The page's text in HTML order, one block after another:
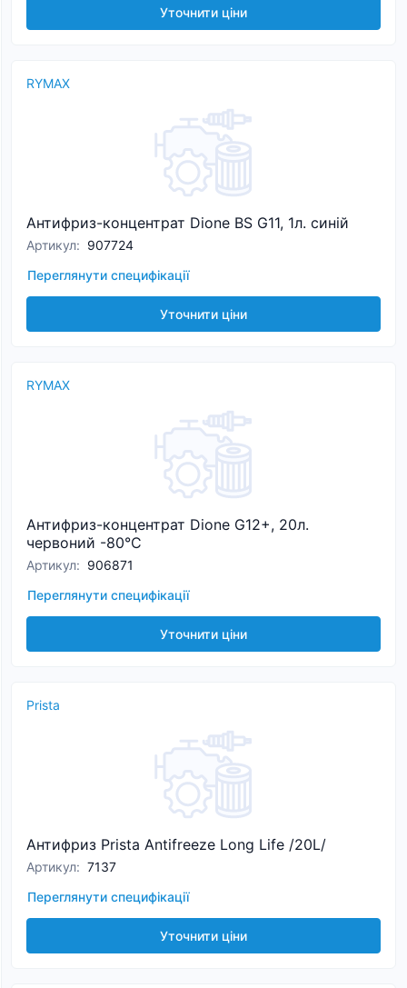
Уточнити ціни
RYMAX
Антифриз-концентрат Dione BS G11, 1л. синій
Артикул: 907724
Переглянути специфікації
Уточнити ціни
RYMAX
Антифриз-концентрат Dione G12+, 20л.
червоний -80°C
Артикул: 906871
Переглянути специфікації
Уточнити ціни
Prista
Антифриз Prista Antifreeze Long Life /20L/
Артикул: 7137
Переглянути специфікації
Уточнити ціни